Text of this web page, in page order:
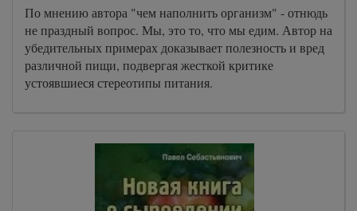
По мнению автора "чем наполнить организм" - отнюдь
не праздный вопрос. Мы, это то, что мы едим. Автор на
убедительных примерах доказывает полезность и вред
различной пищи, подвергая жесткой критике
устоявшиеся стереотипы питания.